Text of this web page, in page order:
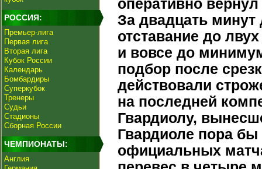
РОССИЯ:
Премьер-лига
Первая лига
Вторая лига
Кубок России
Календарь
Бомбардиры
Суперкубок
Тренеры
Судьи
Стадионы
Сборная России
ЧЕМПИОНАТЫ:
Англия
оперативно
За двадцать минут
отставание до
и вовсе до
подбор после
действовали
на последней
Гвардиолу,
Гвардиоле пора бы
официальных